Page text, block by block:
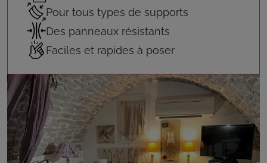
Pour tous types de supports
Des panneaux résistants
Faciles et rapides à poser